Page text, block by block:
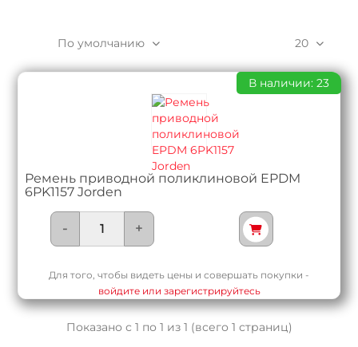
20
По умолчанию
Ремень приводной поликлиновой EPDM
6PK1157 Jorden
В наличии: 23
- +
Для того, чтобы видеть цены и совершать покупки -
войдите или зарегистрируйтесь
Показано с 1 по 1 из 1 (всего 1 страниц)